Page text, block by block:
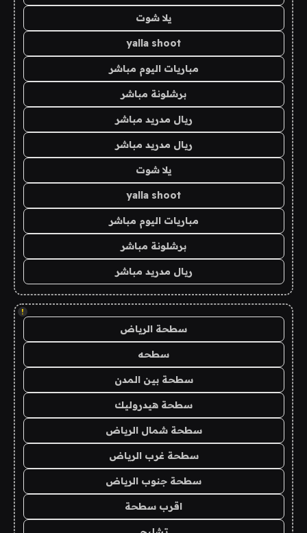
يلا شوت
yalla shoot
مباريات اليوم مباشر
برشلونة مباشر
ريال مدريد مباشر
ريال مدريد مباشر
يلا شوت
yalla shoot
مباريات اليوم مباشر
برشلونة مباشر
ريال مدريد مباشر
!
سطحة الرياض
سطحه
سطحة بين المدن
سطحة هيدروليك
سطحة شمال الرياض
سطحة غرب الرياض
سطحة جنوب الرياض
اقرب سطحة